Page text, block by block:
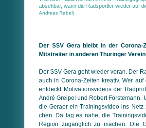
absehbar, wann die Radsportler wieder auf
Andreas Rabel)
Der SSV Gera bleibt in der Corona-
Mitstreiter in anderen Thüringer
Der SSV Gera geht wieder voran. Der
auch in Corona-Zeiten kreativ. Wer
entdeckt Motivationsvideos der
André Greipel und Robert Förstemann.
die Geraer ein Trainingsvideo ins
chen. Da lag es nahe, die
Region zugänglich zu machen. Die